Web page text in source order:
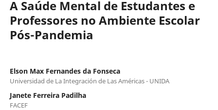
A Saúde Mental de Estudantes e
Professores no Ambiente Escolar
Pós-Pandemia
Elson Max Fernandes da Fonseca
Universidad de La Integración de Las Américas - UNIDA
Janete Ferreira Padilha
FACEF